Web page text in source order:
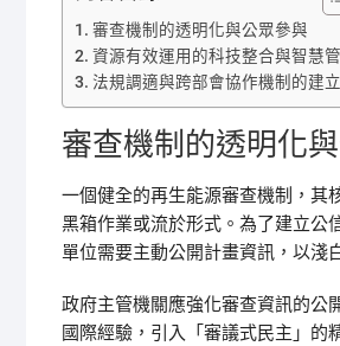
審查機制的透明化與公眾參與
資源有效運用的科技整合與智慧
法規調適與跨部會協作機制的建立
審查機制的透明化
一個健全的再生能源審查機制，其
黑箱作業或流於形式。為了建立公
單位需要主動公開計畫資訊，以淺
政府主管機關應強化審查資訊的公
國際經驗，引入「審議式民主」的